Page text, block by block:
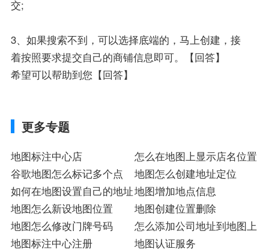
交;
3、如果搜索不到，可以选择底端的，马上创建，接
着按照要求提交自己的商铺信息即可。【回答】
希望可以帮助到您【回答】
更多专题
地图标注中心店
怎么在地图上显示店名位置
谷歌地图怎么标记多个点
地图怎么创建地址定位
如何在地图设置自己的地址地图增加地点信息
地图怎么新设地图位置
地图创建位置删除
地图怎么修改门牌号码
怎么添加公司地址到地图上
地图标注中心注册
地图认证服务